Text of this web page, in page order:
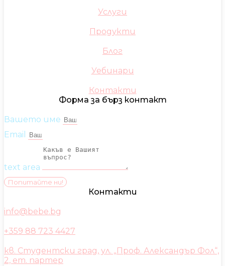
Услуги
Продукти
Блог
Уебинари
Контакти
Форма за бърз контакт
Вашето име
Email
text area
Попитайте ни!
Контакти
info@bebe.bg
+359 88 723 4427
кв. Студентски град, ул. „Проф. Александър Фол“,
2, ет. партер